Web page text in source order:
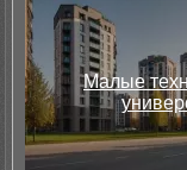
Малые